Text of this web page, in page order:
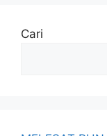
Cari